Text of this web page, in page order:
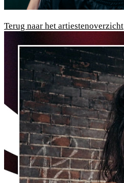
Terug naar het artiestenoverzicht